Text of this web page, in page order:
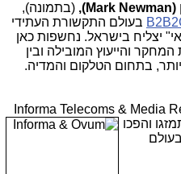
(
Mark Newman
), (בתמונה),
בעולם התקשורת העתידי
יצליח בישראל. נחשפות כאן
והייעוץ המובילה ובין
בתחום הטלקום והמדיה.
Informa Telecoms & Media
והפכו